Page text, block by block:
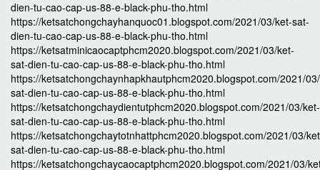
dien-tu-cao-cap-us-88-e-black-phu-tho.html
https://ketsatchongchayhanquoc01.blogspot.com/2021/03/ket-sat-
dien-tu-cao-cap-us-88-e-black-phu-tho.html
https://ketsatminicaocaptphcm2020.blogspot.com/2021/03/ket-
sat-dien-tu-cao-cap-us-88-e-black-phu-tho.html
https://ketsatchongchaynhapkhautphcm2020.blogspot.com/2021/
sat-dien-tu-cao-cap-us-88-e-black-phu-tho.html
https://ketsatchongchaydientutphcm2020.blogspot.com/2021/03/ket-
sat-dien-tu-cao-cap-us-88-e-black-phu-tho.html
https://ketsatchongchaytotnhattphcm2020.blogspot.com/2021/03/
sat-dien-tu-cao-cap-us-88-e-black-phu-tho.html
https://ketsatchongchaycaocaptphcm2020.blogspot.com/2021/03/